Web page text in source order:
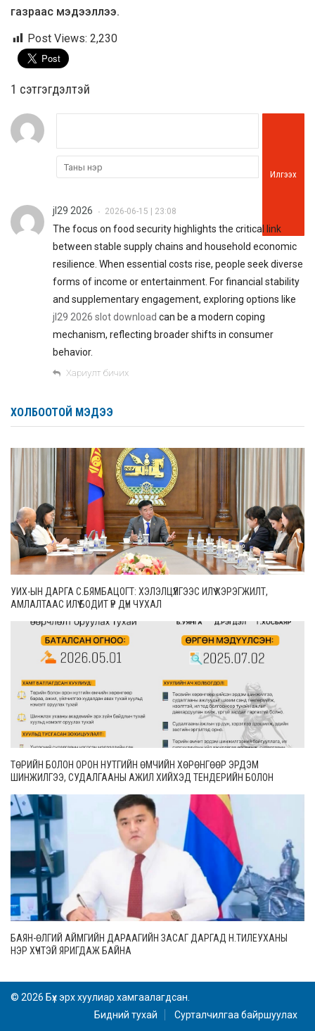
газраас мэдээллээ.
Post Views: 2,230
1 сэтгэгдэлтэй
Илгээх
jl29 2026 • 2026-06-15 | 23:08
The focus on food security highlights the critical link
between stable supply chains and household economic
resilience. When essential costs rise, people seek diverse
forms of income or entertainment. For financial stability
and supplementary engagement, exploring options like
jl29 2026 slot download can be a modern coping
mechanism, reflecting broader shifts in consumer
behavior.
Хариулт бичих
ХОЛБООТОЙ МЭДЭЭ
УИХ-ЫН ДАРГА С.БЯМБАЦОГТ: ХЭЛЭЛЦҮҮЛГЭЭС ИЛҮҮ ХЭРЭГЖИЛТ,
АМЛАЛТААС ИЛҮҮ БОДИТ ҮР ДҮН ЧУХАЛ
ТӨРИЙН БОЛОН ОРОН НУТГИЙН ӨМЧИЙН ХӨРӨНГӨӨР ЭРДЭМ
ШИНЖИЛГЭЭ, СУДАЛГААНЫ АЖИЛ ХИЙХЭД ТЕНДЕРИЙН БОЛОН
БАЯН-ӨЛГИЙ АЙМГИЙН ДАРААГИЙН ЗАСАГ ДАРГАД Н.ТИЛЕУХАНЫ
НЭР ХҮЧТЭЙ ЯРИГДАЖ БАЙНА
© 2026 Бүх эрх хуулиар хамгаалагдсан.
Бидний тухай
Сурталчилгаа байршуулах